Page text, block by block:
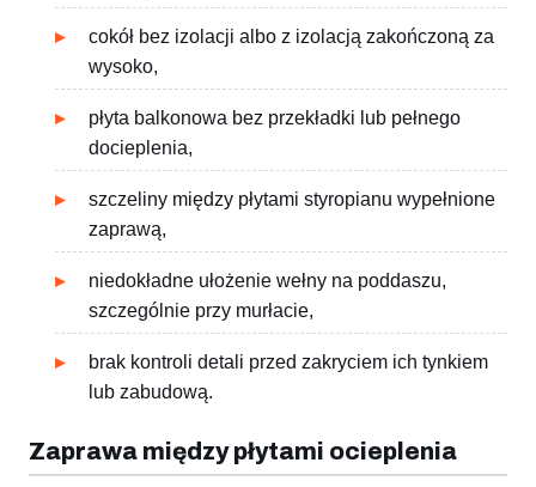
cokół bez izolacji albo z izolacją zakończoną za
wysoko,
płyta balkonowa bez przekładki lub pełnego
docieplenia,
szczeliny między płytami styropianu wypełnione
zaprawą,
niedokładne ułożenie wełny na poddaszu,
szczególnie przy murłacie,
brak kontroli detali przed zakryciem ich tynkiem
lub zabudową.
Zaprawa między płytami ocieplenia